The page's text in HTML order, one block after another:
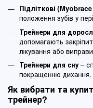
Підліткові (Myobrace
положення зубів у
Трейнери для
допомагають
лікування або
Трейнери для сну –
покращенню дихання.
Як вибрати та
трейнер?